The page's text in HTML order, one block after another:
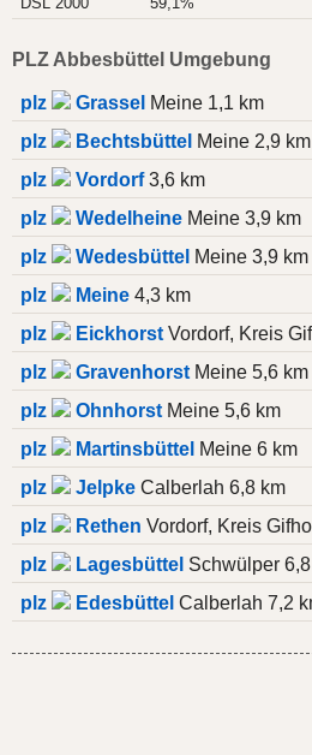
PLZ Abbesbüttel Umgebung
plz Grassel Meine 1,1 km
plz
Bechtsbüttel Meine 2,9 km
plz
Vordorf3,6 km
plz
Wedelheine Meine 3,9 km
plz
Wedesbüttel Meine 3,9 km
plz
Meine 4,3 km
plz
Eickhorst Vordorf, Kreis
plz
Gravenhorst Meine 5,6 km
plz
Ohnhorst Meine 5,6 km
plz
Martinsbüttel Meine 6 km
plz
Jelpke Calberlah 6,8 km
plz
Rethen Vordorf, Kreis
plz
Lagesbüttel Schwülper
plz
Edesbüttel Calberlah 7,2